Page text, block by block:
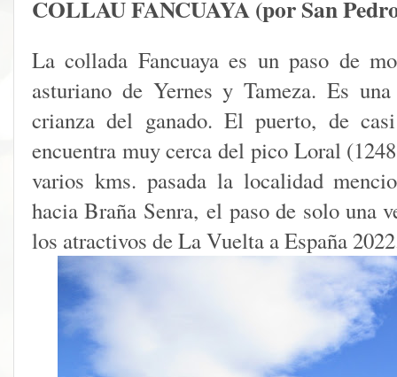
COLLAU FANCUAYA (por San
La collada Fancuaya es un paso de
asturiano de Yernes y Tameza. Es
crianza del ganado. El puerto, de
encuentra muy cerca del pico Loral
varios kms. pasada la localidad
hacia Braña Senra, el paso de solo una
los atractivos de La Vuelta a España